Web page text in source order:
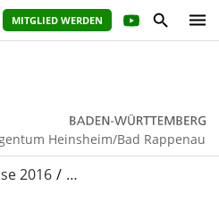
MITGLIED WERDEN
Heinsheim/Bad Rappenau
2016 …